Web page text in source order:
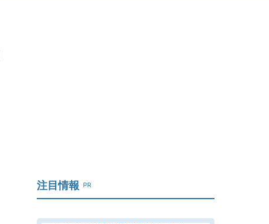
注目情報 PR